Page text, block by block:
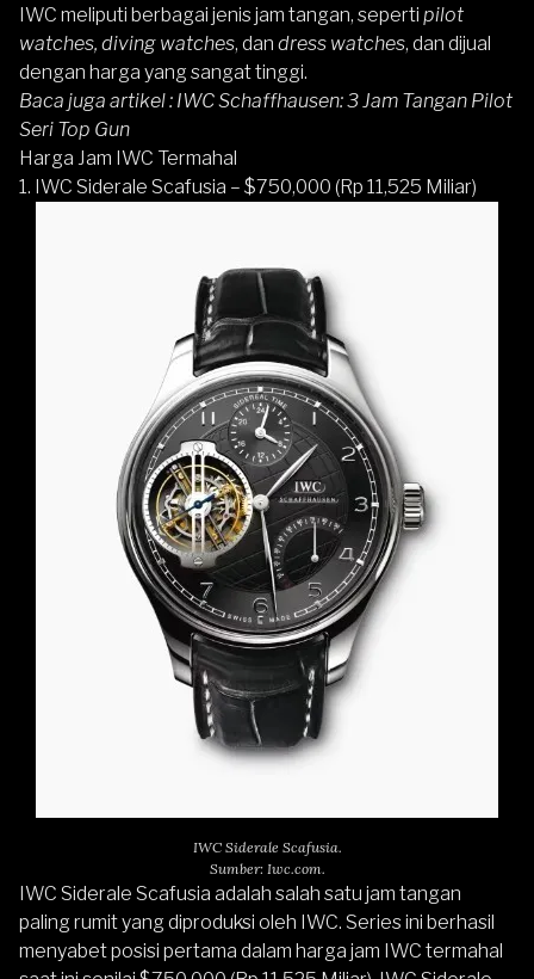
IWC meliputi berbagai jenis jam tangan, seperti pilot
watches, diving watches, dan dress watches, dan dijual
dengan harga yang sangat tinggi.
Baca juga artikel : IWC Schaffhausen: 3 Jam Tangan Pilot
Seri Top Gun
Harga Jam IWC Termahal
1. IWC Siderale Scafusia – $750,000 (Rp 11,525 Miliar)
IWC Siderale Scafusia.
Sumber: Iwc.com.
IWC Siderale Scafusia adalah salah satu jam tangan
paling rumit yang diproduksi oleh IWC. Series ini berhasil
menyabet posisi pertama dalam harga jam IWC termahal